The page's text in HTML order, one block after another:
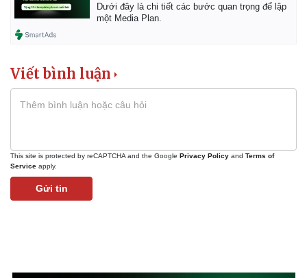
Thể thao
Thế giới thể thao
eSports
Hậu trường
Dưới đây là chi tiết các bước quan trọng để lập
một Media Plan.
Viết bình luận
This site is protected by reCAPTCHA and the Google Privacy Policy and Terms of
Service apply.
Gửi tin